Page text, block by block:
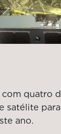
quatro
satélite
ano.